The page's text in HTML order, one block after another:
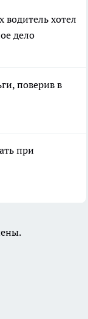
водитель хотел
дело
поверив в
при